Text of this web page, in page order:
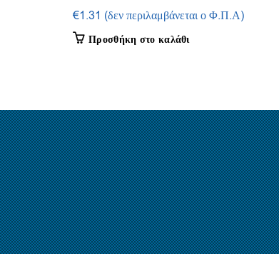
50τμ.)
€1.31 (δεν περιλαμβάνεται ο Φ.Π.Α)
Προσθήκη στο καλάθι